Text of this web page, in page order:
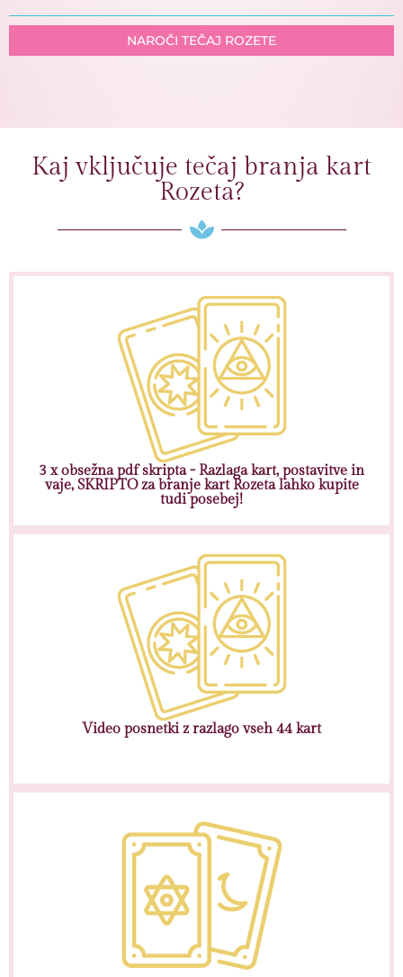
NAROČI TEČAJ ROZETE
Kaj vključuje tečaj branja kart
Rozeta?
3 x obsežna pdf skripta - Razlaga kart, postavitve in
vaje, SKRIPTO za branje kart Rozeta lahko kupite
tudi posebej!
Video posnetki z razlago vseh 44 kart